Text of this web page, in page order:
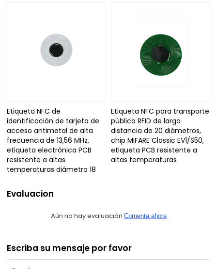
Etiqueta NFC de
identificación de tarjeta de
acceso antimetal de alta
frecuencia de 13,56 MHz,
etiqueta electrónica PCB
resistente a altas
temperaturas diámetro 18
Etiqueta NFC para transporte
público RFID de larga
distancia de 20 diámetros,
chip MIFARE Classic EV1/S50,
etiqueta PCB resistente a
altas temperaturas
Evaluacion
Aún no hay evaluación Comenta ahora
Escriba su mensaje por favor